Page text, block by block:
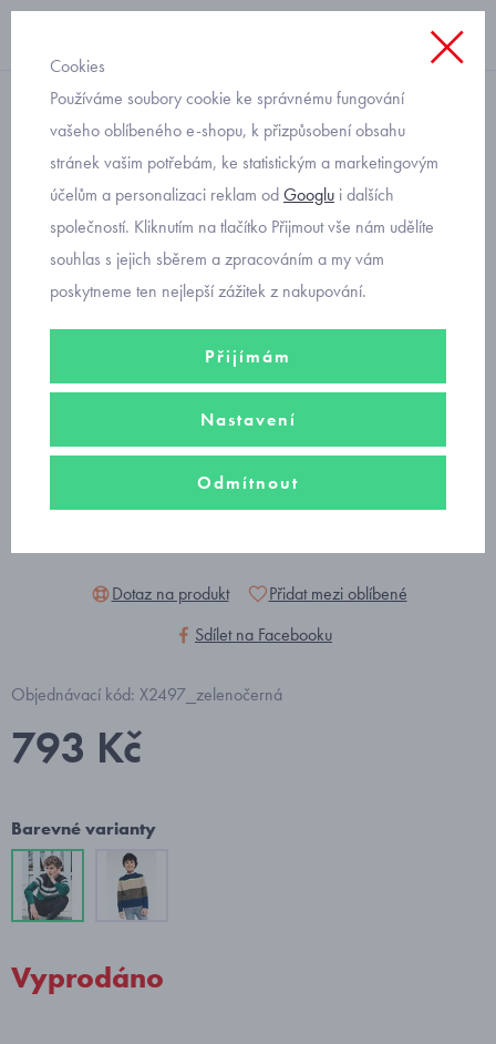
Svetry
chlapecký barevný pulovr
Mayoral 7393-64
Dotaz na produkt
Přidat mezi oblíbené
Sdílet na Facebooku
Objednávací kód: X2497_zelenočerná
793 Kč
Barevné varianty
Vyprodáno
Cookies
Používáme soubory cookie ke správnému fungování
vašeho oblíbeného e-shopu, k přizpůsobení obsahu
stránek vašim potřebám, ke statistickým a marketingovým
účelům a personalizaci reklam odGooglu i dalších
společností. Kliknutím na tlačítko Přijmout vše nám udělíte
souhlas s jejich sběrem a zpracováním a my vám
poskytneme ten nejlepší zážitek z nakupování.
Přijímám
Nastavení
Odmítnout